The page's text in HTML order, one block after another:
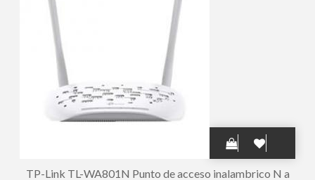
TP-Link TL-WA801N Punto de acceso inalambrico N a